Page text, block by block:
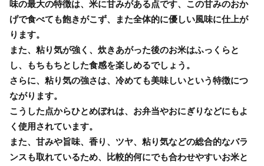
味の最大の特徴は、米に甘みがある点です、この甘みのおか
げで食べても飽きがこず、また全体的に優しい風味に仕上が
ります。
また、粘り気が強く、炊きあがった後のお米はふっくらと
し、もちもちとした食感を楽しめるでしょう。
さらに、粘り気の強さは、冷めても美味しいという特徴につ
ながります。
こうした点からひとめぼれは、お弁当やおにぎりなどにもよ
く使用されています。
また、甘みや旨味、香り、ツヤ、粘り気などの総合的なバラ
ンスも取れているため、比較的何にでも合わせやすいお米と